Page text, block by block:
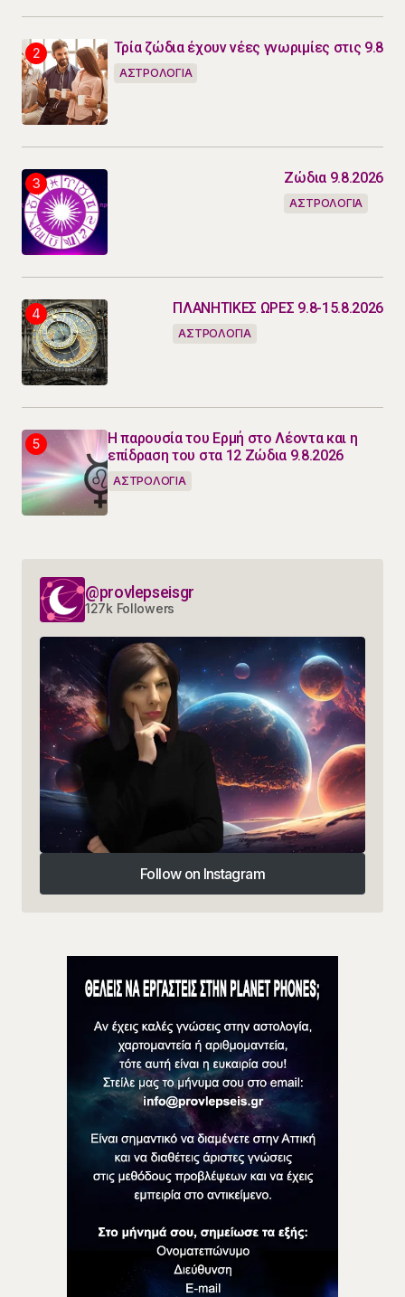
Τρία ζώδια έχουν νέες γνωριμίες στις 9.8
ΑΣΤΡΟΛΟΓΙΑ
Ζώδια 9.8.2026
ΑΣΤΡΟΛΟΓΙΑ
ΠΛΑΝΗΤΙΚΕΣ ΩΡΕΣ 9.8-15.8.2026
ΑΣΤΡΟΛΟΓΙΑ
Η παρουσία του Ερμή στο Λέοντα και η
επίδραση του στα 12 Ζώδια 9.8.2026
ΑΣΤΡΟΛΟΓΙΑ
@provlepseisgr
127k Followers
Follow on Instagram
Follow on Instagram